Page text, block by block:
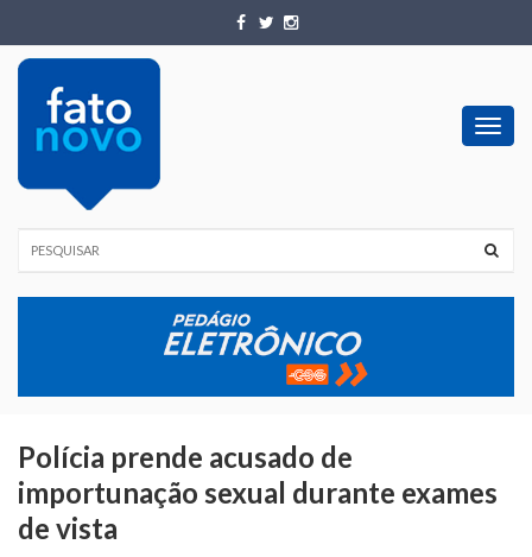
Polícia prende acusado de
importunação sexual durante exames
de vista